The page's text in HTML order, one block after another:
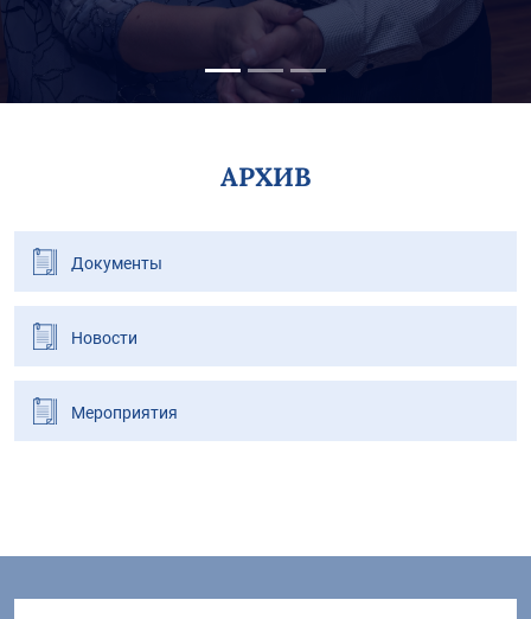
АРХИВ
Документы
Новости
Мероприятия